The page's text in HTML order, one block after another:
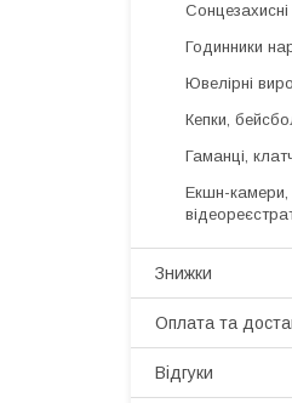
Годинники
Ювелірні
Кепки,
Гаманці,
Екшн-камери,
Знижки
Оплата та
Відгуки